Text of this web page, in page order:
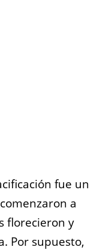
fue un
a
florecieron y
Por supuesto,